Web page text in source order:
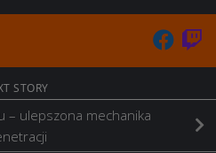
STORY
– ulepszona mechanika